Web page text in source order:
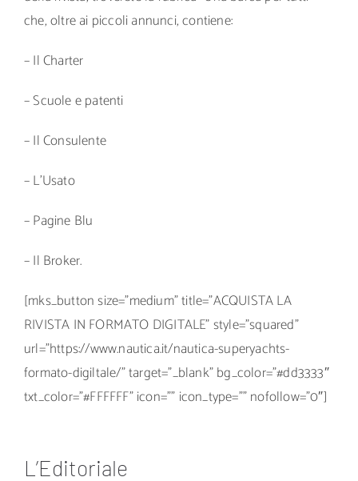
che, oltre ai piccoli annunci, contiene:
– Il Charter
– Scuole e patenti
– Il Consulente
– L’Usato
– Pagine Blu
– Il Broker.
[mks_button size=”medium” title=”ACQUISTA LA
RIVISTA IN FORMATO DIGITALE” style=”squared”
url=”https://www.nautica.it/nautica-superyachts-
formato-digiltale/” target=”_blank” bg_color=”#dd3333″
txt_color=”#FFFFFF” icon=”” icon_type=”” nofollow=”0″]
L’Editoriale